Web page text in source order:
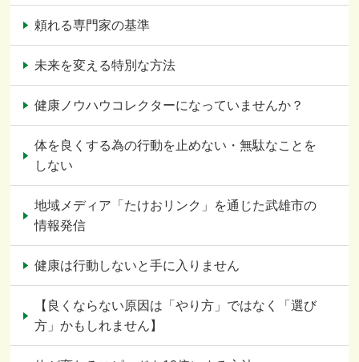
頼れる専門家の基準
未来を変える特別な方法
健康ノウハウコレクターになっていませんか？
体を良くする為の行動を止めない・無駄なことを
しない
地域メディア「たけおリンク」を通じた武雄市の
情報発信
健康は行動しないと手に入りません
【良くならない原因は「やり方」ではなく「選び
方」かもしれません】